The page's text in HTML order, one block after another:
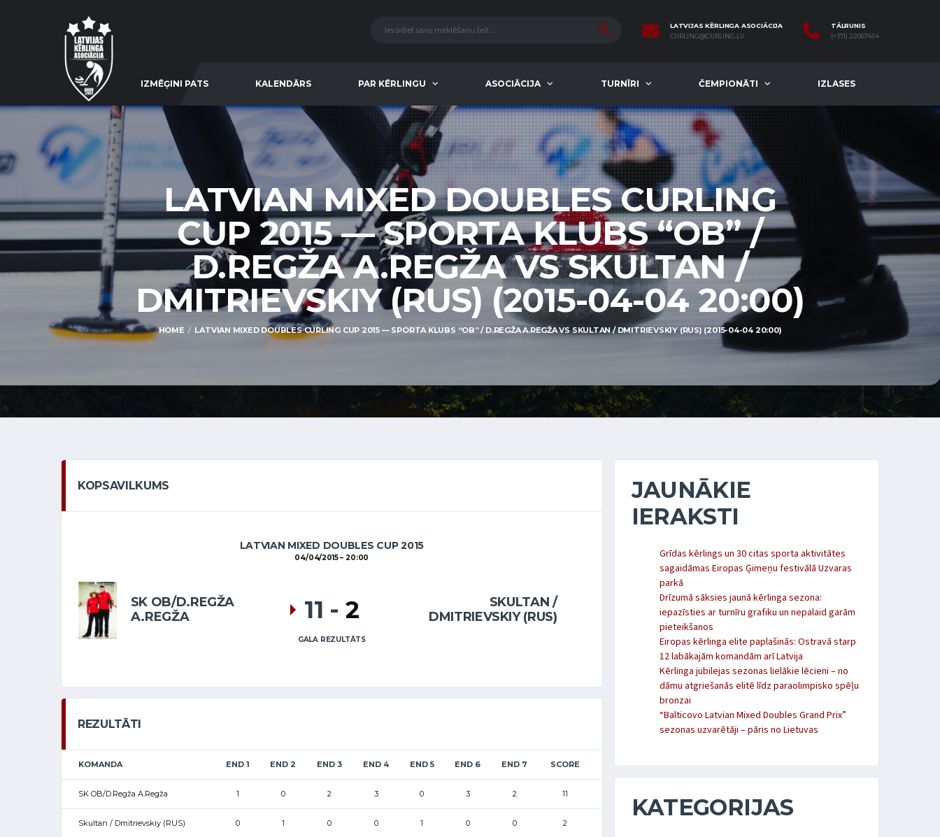
LATVIJAS KĒRLINGA ASOCIĀCIJA
CURLING@CURLING.LV
TĀLRUNIS
(+371) 22067454
IZMĒĢINI PATS KALENDĀRS PAR KĒRLINGU ASOCIĀCIJA TURNĪRI ČEMPIONĀTI IZLASES
LATVIAN MIXED DOUBLES CURLING
CUP 2015 — SPORTA KLUBS “OB” /
D.REGŽA A.REGŽA VS SKULTAN /
DMITRIEVSKIY (RUS) (2015-04-04 20:00)
HOME LATVIAN MIXED DOUBLES CURLING CUP 2015 — SPORTA KLUBS “OB” / D.REGŽA A.REGŽA VS SKULTAN / DMITRIEVSKIY (RUS) (2015-04-04 20:00)
KOPSAVILKUMS
LATVIAN MIXED DOUBLES CUP 2015
04/04/2015 20:00
SK OB/D.REGŽA
A.REGŽA
SKULTAN /
DMITRIEVSKIY (RUS)
11 - 2
GALA REZULTĀTS
REZULTĀTI
KOMANDA END 1 END 2 END 3 END 4 END 5 END 6 END 7 SCORE
SK OB/D.Regža A.Regža 1 0 2 3 0 3 2 11
Skultan / Dmitrievskiy (RUS) 0 1 0 0 1 0 0 2
JAUNĀKIE
IERAKSTI
Grīdas kērlings un 30 citas sporta aktivitātes
sagaidāmas Eiropas Ģimeņu festivālā Uzvaras
parkā
Drīzumā sāksies jaunā kērlinga sezona:
iepazīsties ar turnīru grafiku un nepalaid garām
pieteikšanos
Eiropas kērlinga elite paplašinās: Ostravā starp
12 labākajām komandām arī Latvija
Kērlinga jubilejas sezonas lielākie lēcieni – no
dāmu atgriešanās elitē līdz paraolimpisko spēļu
bronzai
“Balticovo Latvian Mixed Doubles Grand Prix”
sezonas uzvarētāji – pāris no Lietuvas
KATEGORIJAS